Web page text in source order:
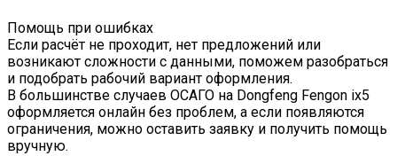
Помощь при ошибках
Если расчёт не проходит, нет предложений или
возникают сложности с данными, поможем разобраться
и подобрать рабочий вариант оформления.
В большинстве случаев ОСАГО на Dongfeng Fengon ix5
оформляется онлайн без проблем, а если появляются
ограничения, можно оставить заявку и получить помощь
вручную.